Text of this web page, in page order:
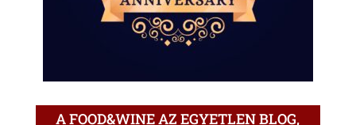
A FOOD&WINE AZ EGYETLEN BLOG,